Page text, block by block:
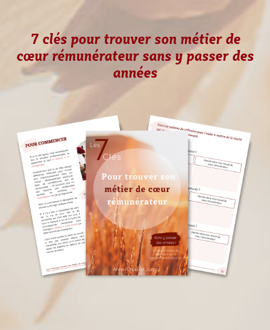
7 clés pour trouver son métier de
cœur rémunérateur sans y passer des
années